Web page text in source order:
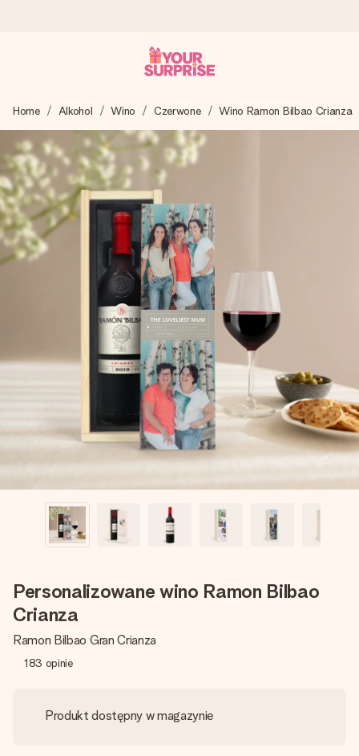
Tworzymy Twój prezent z troską i wysyłamy go w mgnieniu
oka – dzięki czemu możesz go dać dokładnie we
właściwym momencie, kiedy ma to największe znaczenie
4,7 (na podstawie +15 000 opinii)
Nasze prezenty inspirują. Klienci oceniają nas na 4,7 w
Google Reviews.
Darmowy bilecik z życzeniami
Stwórz coś wyjątkowego w zaledwie kilku krokach – z jej
imieniem, swoim zdjęciem lub wiadomością, która naprawdę
poruszy serce. Bez problemu, po prostu ogrom miłości na
Home Alkohol Wino Czerwone Wino Ramon Bilbao Crianza
Personalizowane wino Ramon Bilbao
Crianza
Ramon Bilbao Gran Crianza
183 opinie
Produkt dostępny w magazynie